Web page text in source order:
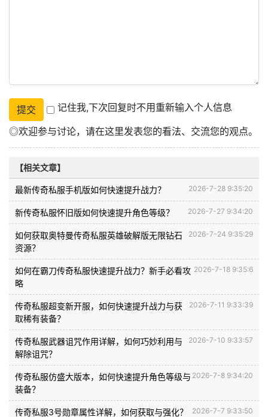
记住我,下次回复时不用重新输入个人信息
◎欢迎参与讨论，请在这里发表您的看法、交流您的观点。
【相关文章】
2026-7-28 9:35:20
最新传奇私服手机版如何快速提升战力？
2026-7-27 9:34:20
新传奇私服怀旧版如何快速提升角色等级？
2026-7-24 9:35:29
如何获取奥特曼传奇私服英雄破解版无限钻石
资源？
2026-7-18 9:35:6
如何在霸刀传奇私服快速提升战力？新手必看攻
略
2026-7-11 9:33:39
传奇私服超变新开服，如何快速提升战力与获
取稀有装备？
2026-7-10 9:33:57
传奇私服武器诅咒作用详解，如何巧妙利用与
解除诅咒？
2026-7-8 9:34:20
传奇私服仿盛大版本，如何快速提升角色等级与
装备？
2026-7-7 9:33:50
传奇私服3号勋章属性详解，如何获取与强化？